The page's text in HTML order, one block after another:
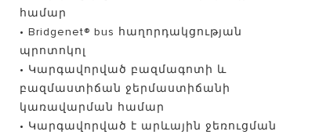
VISIT
համար
• Bridgenet® bus հաղորդակցության
պրոտոկոլ
• Կարգավորված բազմագոտի և
բազմաստիճան ջերմաստիճանի
կառավարման համար
• Կարգավորված է արևային ջեռուցման